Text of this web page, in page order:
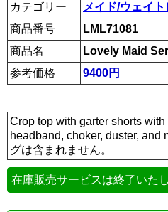
カテゴリー
メイド/ウェイト
商品番号
LML71081
商品名
Lovely Maid
参考価格
9400円
Crop top with garter shorts
headband, choker, duster, and
グは含まれません。
在庫販売サービスは終了いた